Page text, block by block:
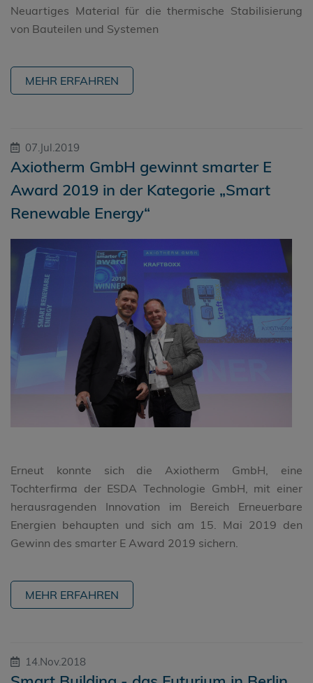
Neuartiges Material für die thermische Stabilisierung
von Bauteilen und Systemen
MEHR ERFAHREN
07.Jul.2019
Axiotherm GmbH gewinnt smarter E
Award 2019 in der Kategorie „Smart
Renewable Energy“
Erneut konnte sich die Axiotherm GmbH, eine
Tochterfirma der ESDA Technologie GmbH, mit einer
herausragenden Innovation im Bereich Erneuerbare
Energien behaupten und sich am 15. Mai 2019 den
Gewinn des smarter E Award 2019 sichern.
MEHR ERFAHREN
14.Nov.2018